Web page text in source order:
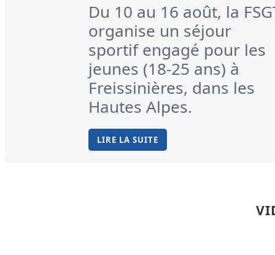
Du 10 au 16 août, la
organise un séjour
sportif engagé pour les
jeunes (18-25 ans) à
Freissinières, dans les
Hautes Alpes.
LIRE LA SUITE